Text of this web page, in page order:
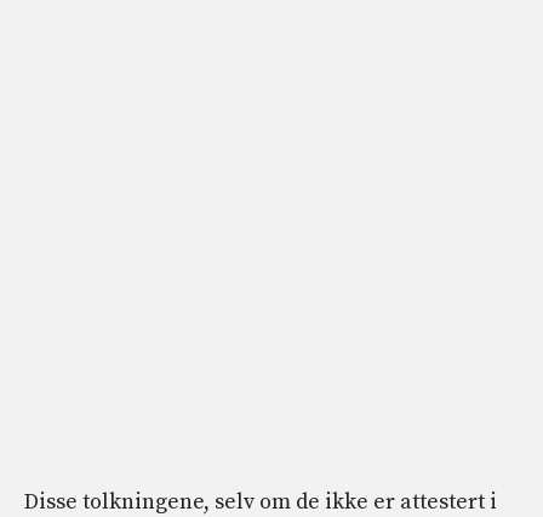
Disse tolkningene, selv om de ikke er attestert i